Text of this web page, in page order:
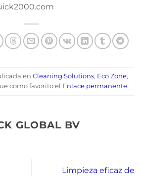
en Cleaning Solutions, Eco Zone,
como favorito el Enlace permanente.
GLOBAL BV
Limpieza eficaz de